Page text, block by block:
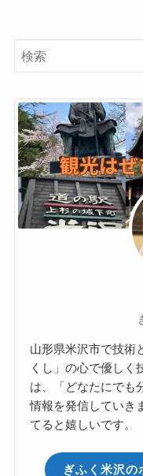
山形県米沢市で技術
くし」の心で優しく
は、「どなたにでも
情報を発信していき
てると嬉しいです。
ぎふく米沢の